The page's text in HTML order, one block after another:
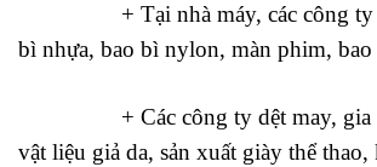
+ Tại nhà máy, các công ty
bì nhựa, bao bì nylon, màn phim, bao
+ Các công ty dệt may, gia
vật liệu giả da, sản xuất giày thể thao,